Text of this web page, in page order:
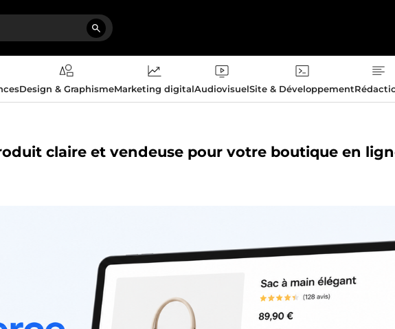
Design & GraphismeMarketing digitalAudiovisuelSite & Développement
claire et vendeuse pour votre boutique en